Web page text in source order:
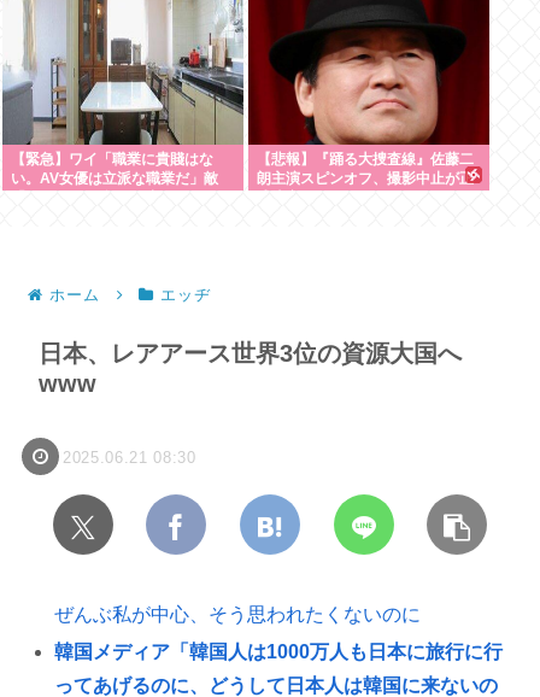
【緊急】ワイ「職業に貴賤はな
い。AV女優は立派な職業だ」敵
【悲報】『踊る大捜査線』佐藤二
朗主演スピンオフ、撮影中止が正
ホーム エッヂ
日本、レアアース世界3位の資源大国へ
www
2025.06.21 08:30
ぜんぶ私が中心、そう思われたくないのに
韓国メディア「韓国人は1000万人も日本に旅行に行
ってあげるのに、どうして日本人は韓国に来ないの